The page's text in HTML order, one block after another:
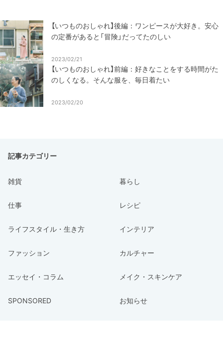
【いつものおしゃれ】後編：ワンピースが大好き。安心
の定番があると「冒険」だってたのしい
2023/02/21
【いつものおしゃれ】前編：好きなことをする時間がた
のしくなる。そんな服を、毎日着たい
2023/02/20
記事カテゴリー
雑貨 暮らし
仕事 レシピ
ライフスタイル・生き方 インテリア
ファッション カルチャー
エッセイ・コラム メイク・スキンケア
SPONSORED お知らせ